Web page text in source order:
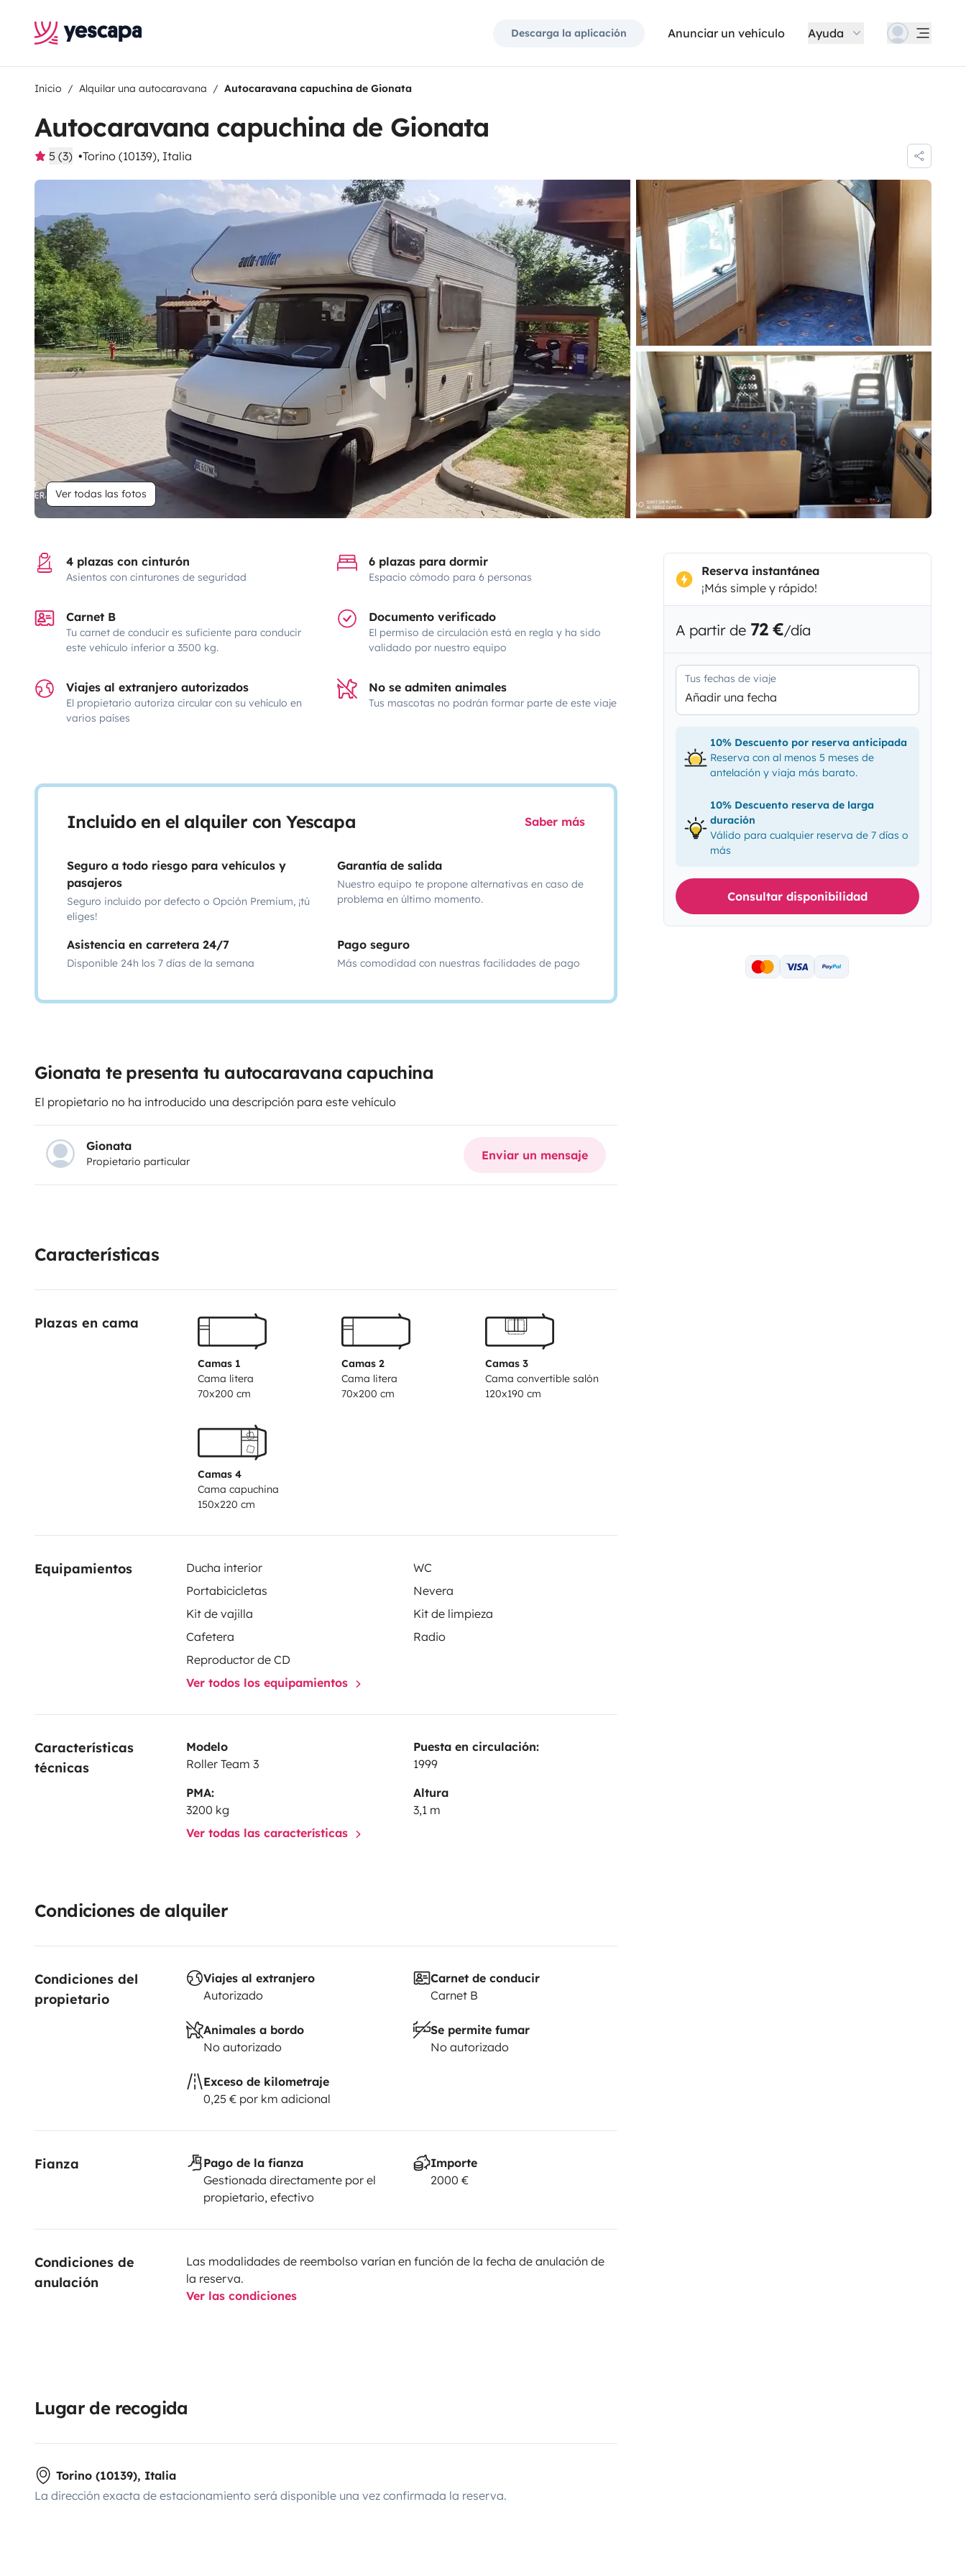
Descarga la aplicación Anunciar un vehículo Ayuda
Inicio Alquilar una autocaravana Autocaravana capuchina de Gionata
Autocaravana capuchina de Gionata
5 (3) Torino (10139), Italia
Ver todas las fotos
4 plazas con cinturón
Asientos con cinturones de seguridad
6 plazas para dormir
Espacio cómodo para 6 personas
Carnet B
Tu carnet de conducir es suficiente para conducir
este vehículo inferior a 3500 kg.
Documento verificado
El permiso de circulación está en regla y ha sido
validado por nuestro equipo
Viajes al extranjero autorizados
El propietario autoriza circular con su vehículo en
varios países
No se admiten animales
Tus mascotas no podrán formar parte de este viaje
Incluido en el alquiler con Yescapa Saber más
Seguro a todo riesgo para vehículos y
pasajeros
Seguro incluido por defecto o Opción Premium, ¡tú
eliges!
Garantía de salida
Nuestro equipo te propone alternativas en caso de
problema en último momento.
Asistencia en carretera 24/7
Disponible 24h los 7 días de la semana
Pago seguro
Más comodidad con nuestras facilidades de pago
Gionata te presenta tu autocaravana capuchina
El propietario no ha introducido una descripción para este vehículo
Gionata
Propietario particular Enviar un mensaje
Características
Plazas en cama
Camas 1
Cama litera
70x200 cm
Camas 2
Cama litera
70x200 cm
Camas 3
Cama convertible salón
120x190 cm
Camas 4
Cama capuchina
150x220 cm
Equipamientos Ducha interior
WC
Portabicicletas
Nevera
Kit de vajilla
Kit de limpieza
Cafetera
Radio
Reproductor de CD
Ver todos los equipamientos
Características
técnicas
Modelo
Roller Team 3
Puesta en circulación:
1999
PMA:
3200 kg
Altura
3,1 m
Ver todas las características
Condiciones de alquiler
Condiciones del
propietario
Viajes al extranjero
Autorizado
Carnet de conducir
Carnet B
Animales a bordo
No autorizado
Se permite fumar
No autorizado
Exceso de kilometraje
0,25 € por km adicional
Fianza
Pago de la fianza
Gestionada directamente por el
propietario, efectivo
Importe
2000 €
Condiciones de
anulación
Las modalidades de reembolso varían en función de la fecha de anulación de
la reserva.
Ver las condiciones
Lugar de recogida
Torino (10139), Italia
La dirección exacta de estacionamiento será disponible una vez confirmada la reserva.
Reserva instantánea
¡Más simple y rápido!
A partir de 72 €/día
Tus fechas de viaje
Añadir una fecha
10% Descuento por reserva anticipada
Reserva con al menos 5 meses de
antelación y viaja más barato.
10% Descuento reserva de larga
duración
Válido para cualquier reserva de 7 días o
más
Consultar disponibilidad